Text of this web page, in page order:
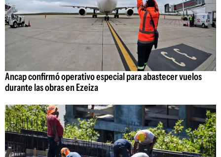
Ancap confirmó operativo especial para abastecer vuelos
durante las obras en Ezeiza